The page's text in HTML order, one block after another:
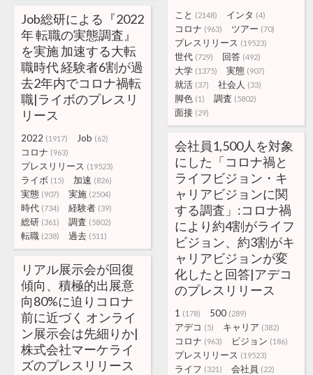
こと (2148) インタ (4)
コロナ (963) ツアー (70)
プレスリリース (19523)
世代 (729) 回答 (492)
大学 (1375) 実態 (907)
就活 (37) 社会人 (33)
脚色 (1) 調査 (5802)
面接 (29)
Job総研による『2022
年 転職の実態調査』
を実施 加速する大転
職時代 経験者6割が過
去2年内でコロナ禍転
職|ライボのプレスリ
リース
2022 (1917) Job (62)
コロナ (963)
プレスリリース (19523)
ライボ (15) 加速 (826)
実態 (907) 実施 (2504)
時代 (734) 経験者 (39)
総研 (361) 調査 (5802)
転職 (238) 過去 (511)
会社員1,500人を対象
にした「コロナ禍と
ライフビジョン・キ
ャリアビジョンに関
する調査」:コロナ禍
により約4割がライフ
ビジョン、約3割がキ
ャリアビジョンが変
化したと回答|アデコ
のプレスリリース
1 (178) 500 (289)
アデコ (5) キャリア (382)
コロナ (963) ビジョン (186)
プレスリリース (19523)
ライフ (321) 会社員 (22)
リアル展示会が回復
傾向、積極的出展意
向80%に迫りコロナ
前に近づく オンライ
ン展示会は先細りか|
株式会社マーケライ
ズのプレスリリース